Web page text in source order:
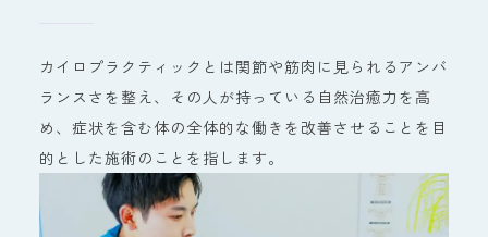
カイロプラクティックとは関節や筋肉に見られるアンバ
ランスさを整え、その人が持っている自然治癒力を高
め、症状を含む体の全体的な働きを改善させることを目
的とした施術のことを指します。